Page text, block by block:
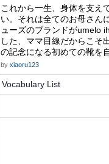
これから一生、身体を支え
い。それは全てのお母さん
ューズのブランドがumelo
した、ママ目線だからこそ
の記念になる初めての靴を
by xiaoru123
Vocabulary List